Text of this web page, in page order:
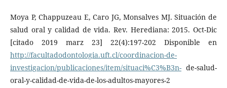
Moya P, Chappuzeau E, Caro JG, Monsalves MJ. Situación de
salud oral y calidad de vida. Rev. Herediana: 2015. Oct-Dic
[citado 2019 marz 23] 22(4):197-202 Disponible en
http://facultadodontologia.uft.cl/coordinacion-de-
investigacion/publicaciones/item/situaci%C3%B3n-de-salud-
oral-y-calidad-de-vida-de-los-adultos-mayores-2